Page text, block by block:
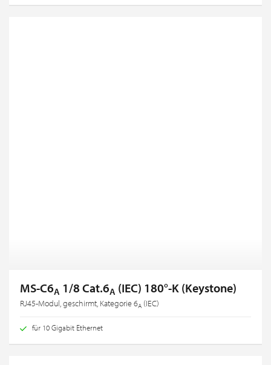
MS-C6A 1/8 Cat.6A (IEC) 180°-K (Keystone)
RJ45-Modul, geschirmt, Kategorie 6A (IEC)
für 10 Gigabit Ethernet